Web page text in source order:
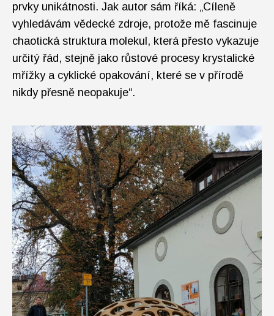
prvky unikátnosti. Jak autor sám říká: „Cíleně
vyhledávám vědecké zdroje, protože mě fascinuje
chaotická struktura molekul, která přesto vykazuje
určitý řád, stejně jako růstové procesy krystalické
mřížky a cyklické opakování, které se v přírodě
nikdy přesně neopakuje“.